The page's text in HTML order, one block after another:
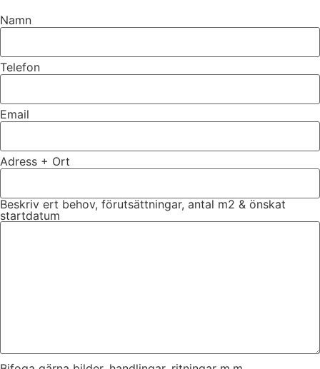
Namn
Telefon
Email
Adress + Ort
Beskriv ert behov, förutsättningar, antal m2 & önskat
startdatum